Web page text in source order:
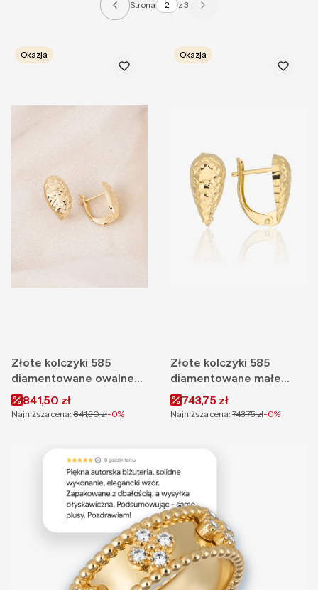
Poprzednie produkty
Strona z 3 Następne produkty
Okazja
Złote kolczyki 585
diamentowane owalne
blaszki zapięcie
angielskie
Cena promocyjna
841,50 zł
Najniższa cena: 841,50 zł-0%
Okazja
Złote kolczyki 585
diamentowane małe
łezki zapięcie angielskie
Cena promocyjna
743,75 zł
Najniższa cena: 743,75 zł-0%